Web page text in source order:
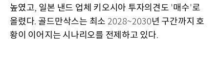
높였고, 일본 낸드 업체 키오시아 투자의견도 '매수'로
올렸다. 골드만삭스는 최소 2028~2030년 구간까지 호
황이 이어지는 시나리오를 전제하고 있다.